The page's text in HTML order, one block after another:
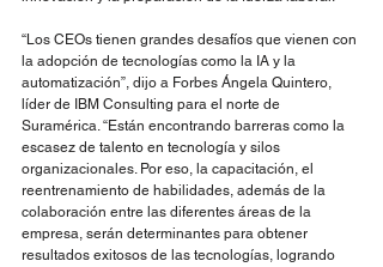
“Los CEOs tienen grandes desafíos que vienen con
la adopción de tecnologías como la IA y la
automatización”, dijo a Forbes Ángela Quintero,
líder de IBM Consulting para el norte de
Suramérica. “Están encontrando barreras como la
escasez de talento en tecnología y silos
organizacionales. Por eso, la capacitación, el
reentrenamiento de habilidades, además de la
colaboración entre las diferentes áreas de la
empresa, serán determinantes para obtener
resultados exitosos de las tecnologías, logrando